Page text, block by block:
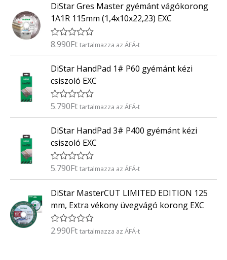
/
5
é
k
e
l
é
s
:
/
5
DiStar Gres Master gyémánt vágókorong
1A1R 115mm (1,4x10x22,23) EXC
É
é
e
l
é
s
:
/
5
8.990Ft tartalmazza az ÁFÁ-t
DiStar HandPad 1# P60 gyémánt kézi
csiszoló EXC
É
é
e
l
s
:
/
5
5.790Ft tartalmazza az ÁFÁ-t
DiStar HandPad 3# P400 gyémánt kézi
csiszoló EXC
É
é
e
l
é
s
5.790Ft tartalmazza az ÁFÁ-t
DiStar MasterCUT LIMITED EDITION 125
mm, Extra vékony üvegvágó korong EXC
É
2.990Ft tartalmazza az ÁFÁ-t